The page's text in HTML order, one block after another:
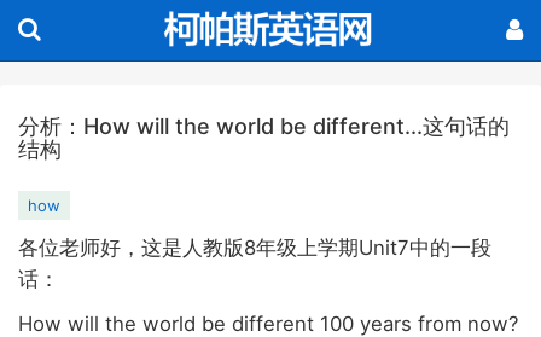
分析：How will the world be different...这句话的
结构
how
各位老师好，这是人教版8年级上学期Unit7中的一段
话：
How will the world be different 100 years from now?